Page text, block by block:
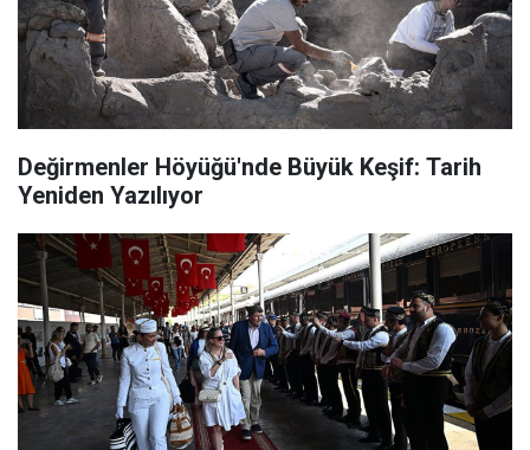
Değirmenler Höyüğü'nde Büyük Keşif: Tarih
Yeniden Yazılıyor